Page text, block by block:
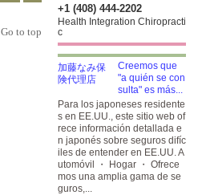
Go to top
+1 (408) 444-2202
Health Integration Chiropracti
c
Creemos que
"a quién se con
sulta" es más...
Para los japoneses residente
s en EE.UU., este sitio web of
rece información detallada e
n japonés sobre seguros difíc
iles de entender en EE.UU. A
utomóvil ・ Hogar ・ Ofrece
mos una amplia gama de se
guros,...